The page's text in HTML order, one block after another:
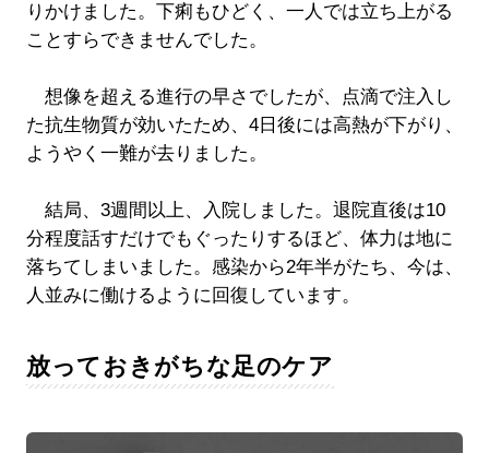
りかけました。下痢もひどく、一人では立ち上がる
ことすらできませんでした。
想像を超える進行の早さでしたが、点滴で注入し
た抗生物質が効いたため、4日後には高熱が下がり、
ようやく一難が去りました。
結局、3週間以上、入院しました。退院直後は10
分程度話すだけでもぐったりするほど、体力は地に
落ちてしまいました。感染から2年半がたち、今は、
人並みに働けるように回復しています。
放っておきがちな足のケア